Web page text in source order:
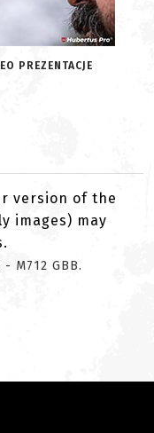
PREZENTACJE
version of the
images) may
M712 GBB.